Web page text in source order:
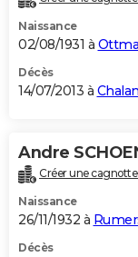
Naissance
02/08/1931 à
Décès
14/07/2013 à
Andre
Créer une
Naissance
26/11/1932 à
Décès